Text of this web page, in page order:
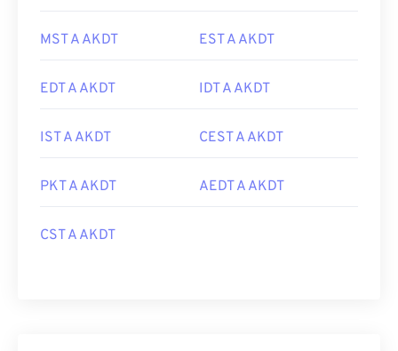
MST A AKDT EST A AKDT
EDT A AKDT IDT A AKDT
IST A AKDT CEST A AKDT
PKT A AKDT AEDT A AKDT
CST A AKDT